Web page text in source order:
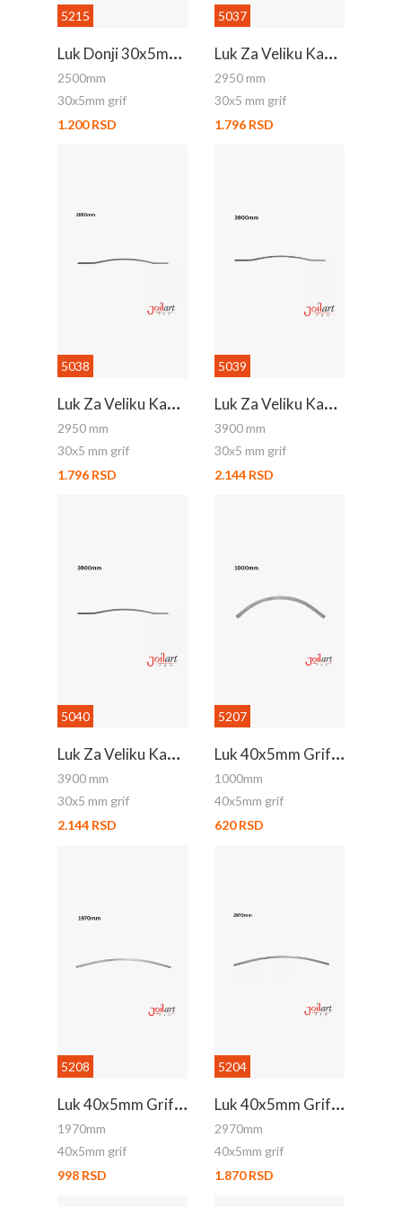
5215
L
Uk Donji 30x5mm Grif 2.5m
2500mm
30x5mm grif
1.200 RSD
5037
L
Uk Za Veliku Kap. - Gornji
2950 mm
30x5 mm grif
1.796 RSD
5038
L
Uk Za Veliku Kap. - Donji
2950 mm
30x5 mm grif
1.796 RSD
5039
L
Uk Za Veliku Kap. - Gornji
3900 mm
30x5 mm grif
2.144 RSD
5040
L
Uk Za Veliku Kap. - Donji
3900 mm
30x5 mm grif
2.144 RSD
5207
L
Uk 40x5mm Grif 1m
1000mm
40x5mm grif
620 RSD
5208
L
Uk 40x5mm Grif 1.97m
1970mm
40x5mm grif
998 RSD
5204
L
Uk 40x5mm Grif 2.97m
2970mm
40x5mm grif
1.870 RSD